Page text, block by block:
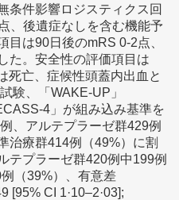
条件影響ロジスティクス回
、後遺症なしを含む機能予
目は90日後のmRS 0-2点、
た。安全性の評価項目は
死亡、症候性頭蓋内出血と
験、「WAKE-UP」
4」が組み込み基準を
、アルテプラーゼ群429例
治療群414例（49%）に割
テプラーゼ群420例中199例
（39%）、有意差
[95% CI 1·10–2·03];